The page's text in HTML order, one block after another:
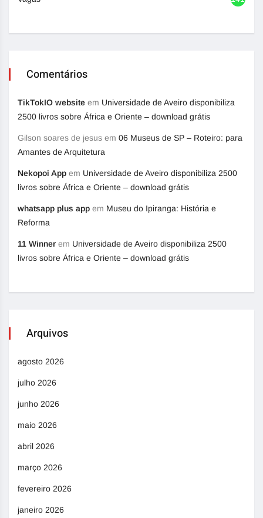
Comentários
TikTokIO website em Universidade de Aveiro disponibiliza
2500 livros sobre África e Oriente – download grátis
Gilson soares de jesus em 06 Museus de SP – Roteiro: para
Amantes de Arquitetura
Nekopoi App em Universidade de Aveiro disponibiliza 2500
livros sobre África e Oriente – download grátis
whatsapp plus app em Museu do Ipiranga: História e
Reforma
11 Winner em Universidade de Aveiro disponibiliza 2500
livros sobre África e Oriente – download grátis
Arquivos
agosto 2026
julho 2026
junho 2026
maio 2026
abril 2026
março 2026
fevereiro 2026
janeiro 2026